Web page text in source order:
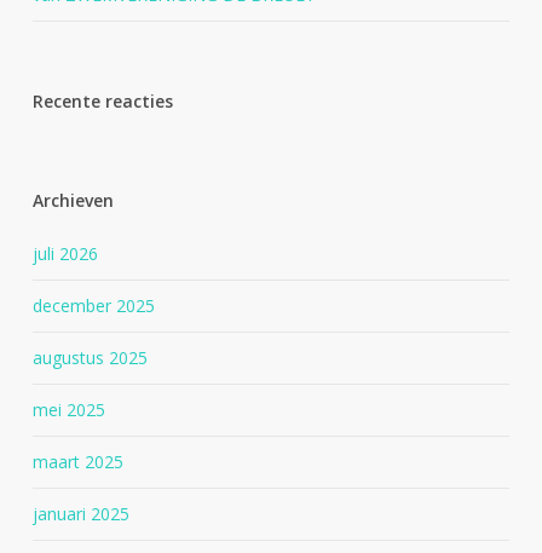
Recente reacties
Archieven
juli 2026
december 2025
augustus 2025
mei 2025
maart 2025
januari 2025